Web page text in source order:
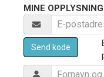
MINE
Send kode